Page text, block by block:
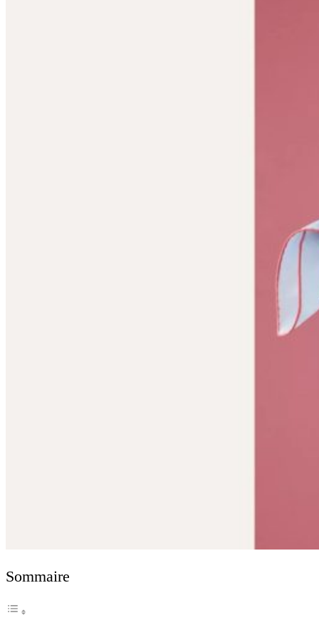
Sommaire